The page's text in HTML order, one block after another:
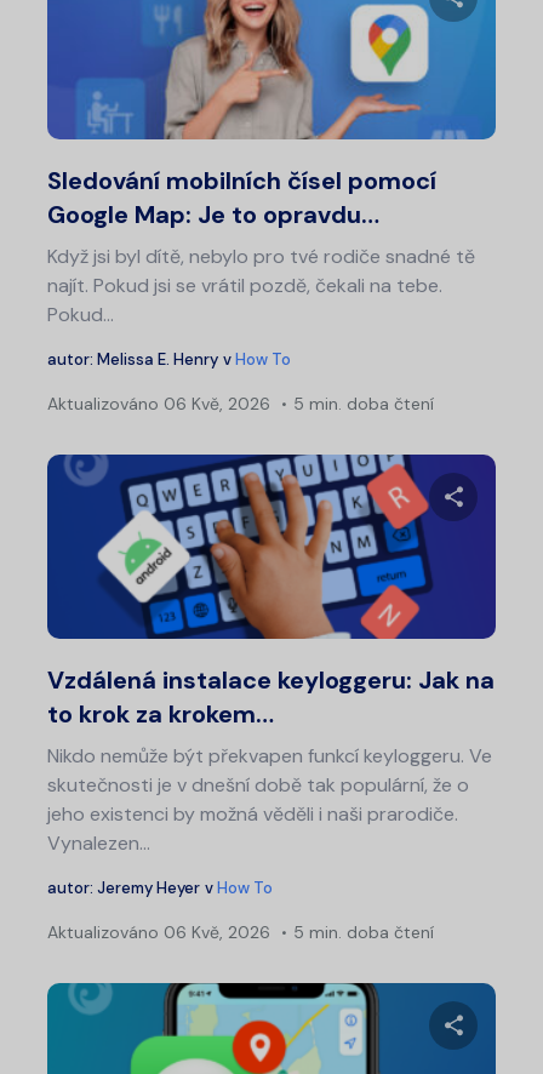
Sledování mobilních čísel pomocí
Google Map: Je to opravdu…
Když jsi byl dítě, nebylo pro tvé rodiče snadné tě
najít. Pokud jsi se vrátil pozdě, čekali na tebe.
Pokud…
autor: Melissa E. Henry vHow To
Aktualizováno 06 Kvě, 2026 5 min. doba čtení
Vzdálená instalace keyloggeru: Jak na
to krok za krokem…
Nikdo nemůže být překvapen funkcí keyloggeru. Ve
skutečnosti je v dnešní době tak populární, že o
jeho existenci by možná věděli i naši prarodiče.
Vynalezen...
autor: Jeremy Heyer vHow To
Aktualizováno 06 Kvě, 2026 5 min. doba čtení